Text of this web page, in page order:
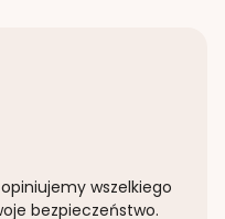
wszelkiego
bezpieczeństwo.